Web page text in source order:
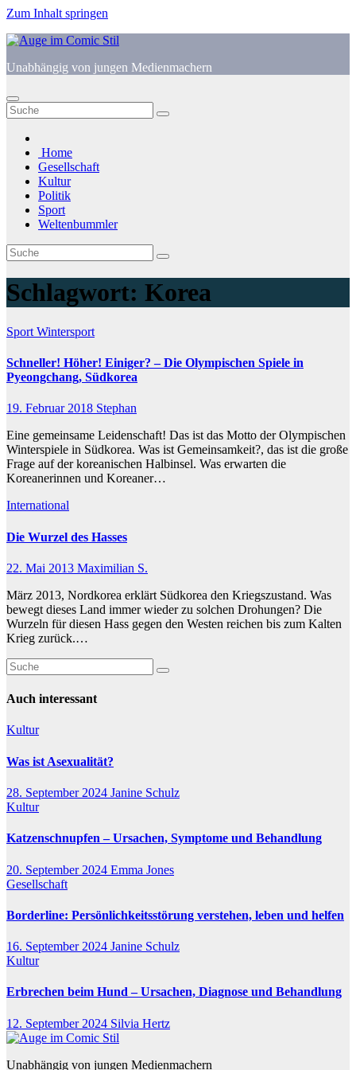
Zum Inhalt springen
Unabhängig von jungen Medienmachern
Home
Gesellschaft
Kultur
Politik
Sport
Weltenbummler
Schlagwort: Korea
Sport Wintersport
Schneller! Höher! Einiger? – Die Olympischen Spiele in
Pyeongchang, Südkorea
19. Februar 2018 Stephan
Eine gemeinsame Leidenschaft! Das ist das Motto der Olympischen
Winterspiele in Südkorea. Was ist Gemeinsamkeit?, das ist die große
Frage auf der koreanischen Halbinsel. Was erwarten die
Koreanerinnen und Koreaner…
International
Die Wurzel des Hasses
22. Mai 2013 Maximilian S.
März 2013, Nordkorea erklärt Südkorea den Kriegszustand. Was
bewegt dieses Land immer wieder zu solchen Drohungen? Die
Wurzeln für diesen Hass gegen den Westen reichen bis zum Kalten
Krieg zurück.…
Auch interessant
Kultur
Was ist Asexualität?
28. September 2024 Janine Schulz
Kultur
Katzenschnupfen – Ursachen, Symptome und Behandlung
20. September 2024 Emma Jones
Gesellschaft
Borderline: Persönlichkeitsstörung verstehen, leben und helfen
16. September 2024 Janine Schulz
Kultur
Erbrechen beim Hund – Ursachen, Diagnose und Behandlung
12. September 2024 Silvia Hertz
Unabhängig von jungen Medienmachern